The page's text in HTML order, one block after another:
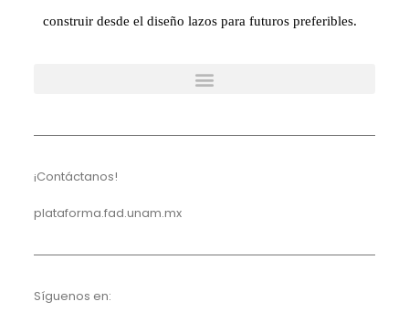
construir desde el diseño lazos para futuros preferibles.
¡Contáctanos!
plataforma.fad.unam.mx
Síguenos en: